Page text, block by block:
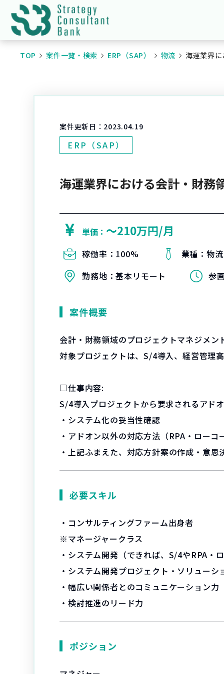
TOP 案件一覧・検索 ERP（SAP） 物流 海運業界
案件更新日： 2023.04.19
ERP（SAP）
海運業界における会計・財務
単価： 〜210万円/月
稼働率： 100% 業種：物流
勤務地：基本リモート 参
案件概要
会計・財務領域のプロジェクトマネジメン
対象プロジェクトは、S/4導入、経営管理
□仕事内容:
S/4導入プロジェクトから要求されるアド
・システム化の妥当性確認
・アドオン以外の対応方法（RPA・ローコ
・上記ふまえた、対応方針案の作成・意思
必要スキル
・コンサルティングファーム出身者
※マネージャークラス
・システム開発（できれば、S/4やRPA・
・システム開発プロジェクト・ソリューシ
・幅広い関係者とのコミュニケーション力
・検討推進のリード力
ポジション